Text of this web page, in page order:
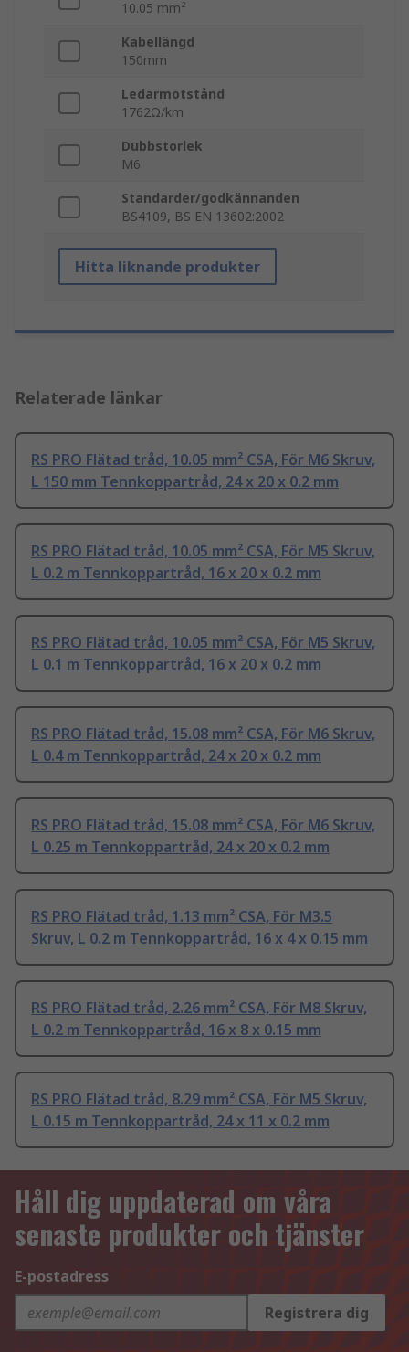
10.05 mm²
Kabellängd
150mm
Ledarmotstånd
1762Ω/km
Dubbstorlek
M6
Standarder/godkännanden
BS4109, BS EN 13602:2002
Hitta liknande produkter
Relaterade länkar
RS PRO Flätad tråd, 10.05 mm² CSA, För M6 Skruv,
L 150 mm Tennkoppartråd, 24 x 20 x 0.2 mm
RS PRO Flätad tråd, 10.05 mm² CSA, För M5 Skruv,
L 0.2 m Tennkoppartråd, 16 x 20 x 0.2 mm
RS PRO Flätad tråd, 10.05 mm² CSA, För M5 Skruv,
L 0.1 m Tennkoppartråd, 16 x 20 x 0.2 mm
RS PRO Flätad tråd, 15.08 mm² CSA, För M6 Skruv,
L 0.4 m Tennkoppartråd, 24 x 20 x 0.2 mm
RS PRO Flätad tråd, 15.08 mm² CSA, För M6 Skruv,
L 0.25 m Tennkoppartråd, 24 x 20 x 0.2 mm
RS PRO Flätad tråd, 1.13 mm² CSA, För M3.5
Skruv, L 0.2 m Tennkoppartråd, 16 x 4 x 0.15 mm
RS PRO Flätad tråd, 2.26 mm² CSA, För M8 Skruv,
L 0.2 m Tennkoppartråd, 16 x 8 x 0.15 mm
RS PRO Flätad tråd, 8.29 mm² CSA, För M5 Skruv,
L 0.15 m Tennkoppartråd, 24 x 11 x 0.2 mm
Håll dig uppdaterad om våra
senaste produkter och tjänster
E-postadress
Registrera dig